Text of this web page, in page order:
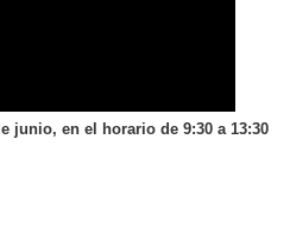
junio, en el horario de 9:30 a 13:30